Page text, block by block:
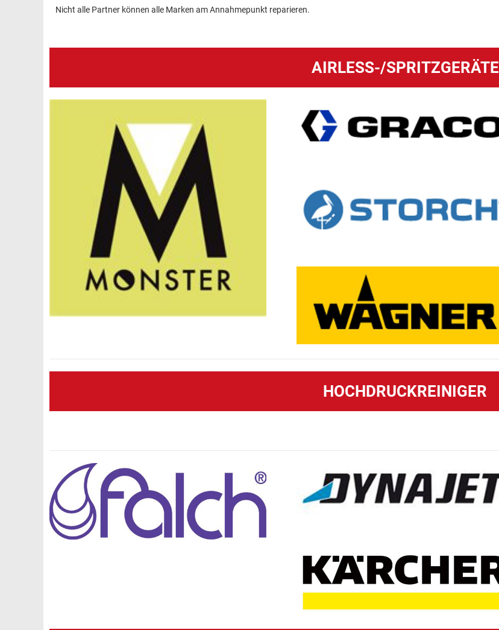
Nicht alle Partner können alle Marken am Annahmepunkt reparieren.
AIRLESS-/SPRITZGERÄTE
HOCHDRUCKREINIGER